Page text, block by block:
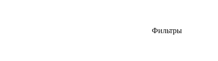
Фильтры